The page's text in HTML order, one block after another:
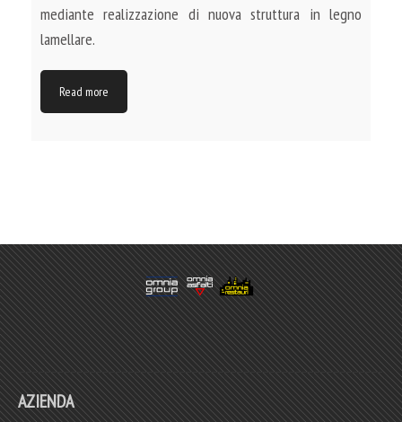
mediante realizzazione di nuova struttura in legno
lamellare.
Read more
AZIENDA